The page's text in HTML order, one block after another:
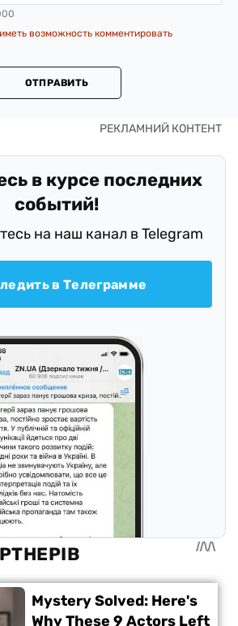
возможность комментировать
ОТПРАВИТЬ
в курсе последних
событий!
на наш канал в Telegram
в Телеграмме